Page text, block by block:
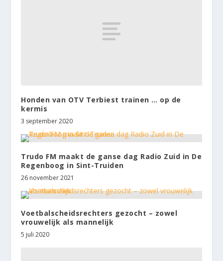
Honden van OTV Terbiest trainen … op de
kermis
3 september 2020
Trudo FM maakt de ganse dag Radio Zuid in De
Regenboog in Sint-Truiden
26 november 2021
Voetbalscheidsrechters gezocht – zowel
vrouwelijk als mannelijk
5 juli 2020